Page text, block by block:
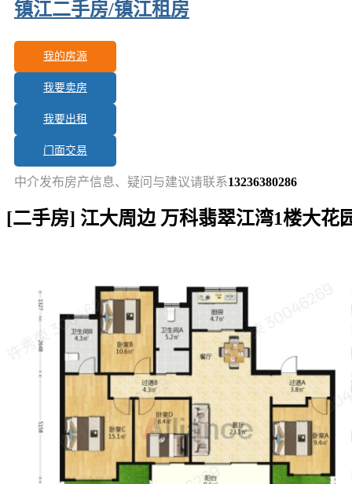
镇江二手房/镇江租房
更新房源：
中介发布房产信息、疑问与建议请联系13236380286
我的房源
我要卖房
我要出租
门面交易
[二手房] 江大周边 万科翡翠江湾1楼大花
短讯